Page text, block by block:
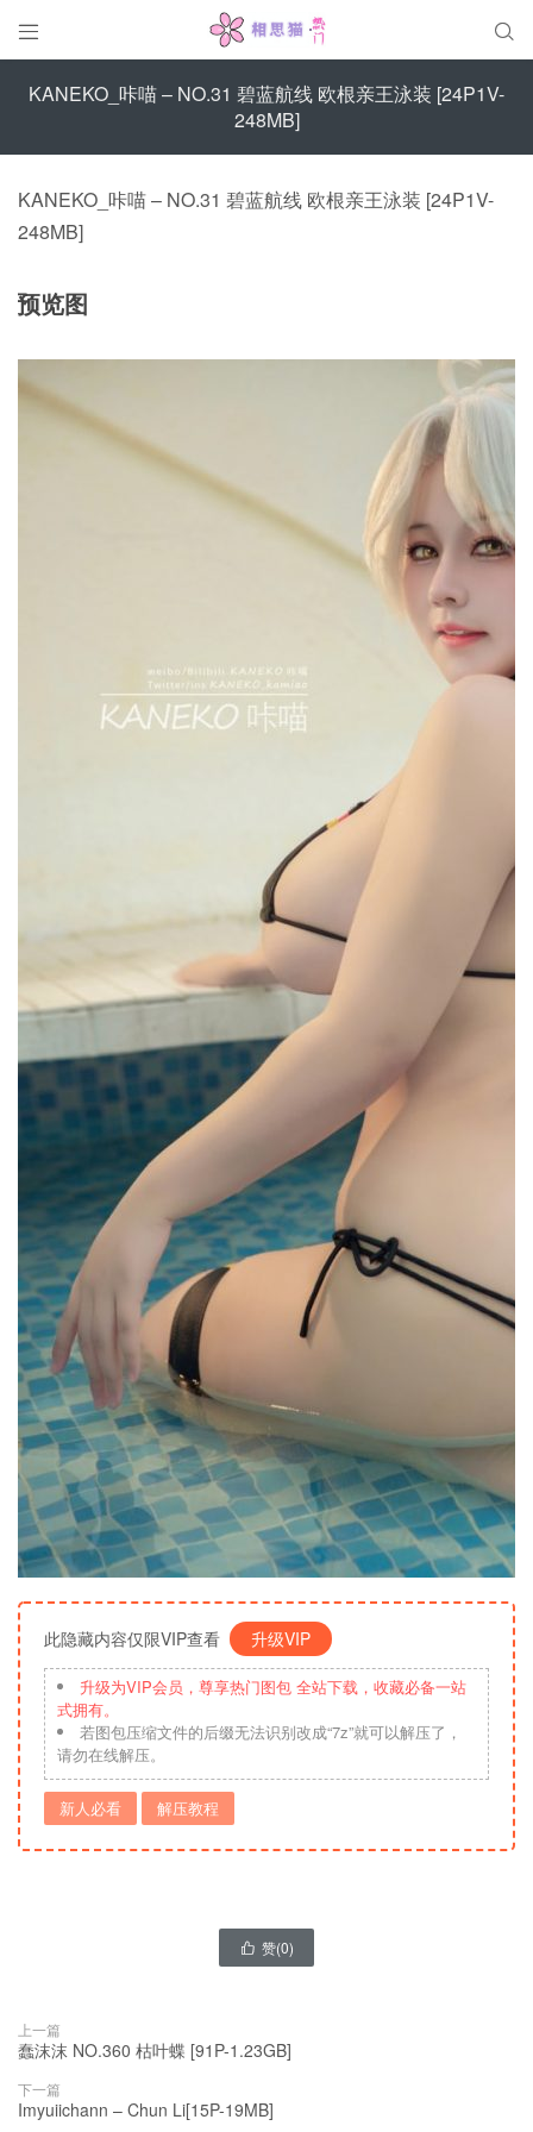
 
KANEKO_咔喵 – NO.31 碧蓝航线 欧根亲王泳装 [24P1V-
248MB]
KANEKO_咔喵 – NO.31 碧蓝航线 欧根亲王泳装 [24P1V-
248MB]
预览图
此隐藏内容仅限VIP查看 升级VIP
升级为VIP会员，尊享热门图包 全站下载，收藏必备一站
式拥有。
若图包压缩文件的后缀无法识别改成“7z”就可以解压了，
请勿在线解压。
新人必看 解压教程
 赞(0)
上一篇
蠢沫沫 NO.360 枯叶蝶 [91P-1.23GB]
下一篇
Imyuiichann – Chun Li[15P-19MB]